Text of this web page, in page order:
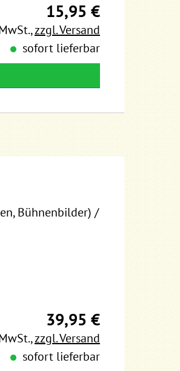
15,95 €
,zzgl. Versand
sofort lieferbar
Bühnenbilder) /
39,95 €
,zzgl. Versand
sofort lieferbar